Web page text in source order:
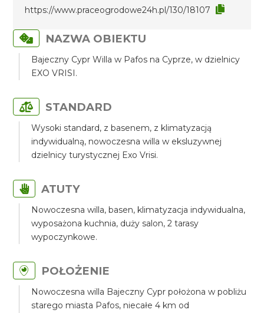
https://www.praceogrodowe24h.pl/130/18107
NAZWA OBIEKTU
Bajeczny Cypr Willa w Pafos na Cyprze, w dzielnicy
EXO VRISI.
STANDARD
Wysoki standard, z basenem, z klimatyzacją
indywidualną, nowoczesna willa w eksluzywnej
dzielnicy turystycznej Exo Vrisi.
ATUTY
Nowoczesna willa, basen, klimatyzacja indywidualna,
wyposażona kuchnia, duży salon, 2 tarasy
wypoczynkowe.
POŁOŻENIE
Nowoczesna willa Bajeczny Cypr położona w pobliżu
starego miasta Pafos, niecałe 4 km od